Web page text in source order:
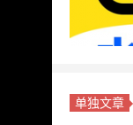
单独文章